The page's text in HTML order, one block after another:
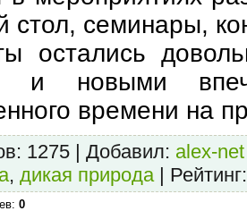
стол, семинары,
остались
и новыми
времени на
: 1275 | Добавил: alex-net
, дикая природа| Рейтинг
: 0